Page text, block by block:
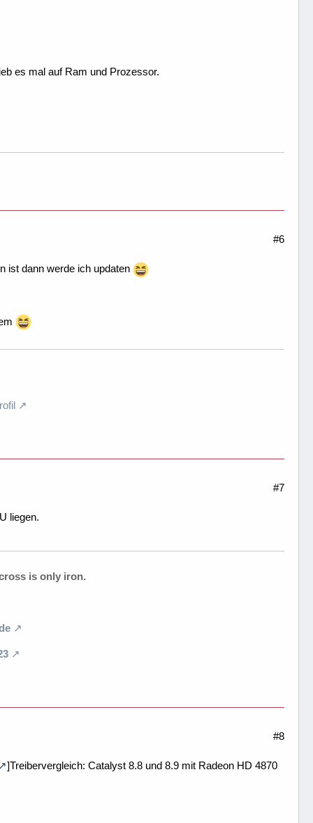
es mal auf Ram und Prozessor.
#6
ist dann werde ich updaten
#7
liegen.
is only iron.
#8
]Treibervergleich: Catalyst 8.8 und 8.9 mit Radeon HD 4870